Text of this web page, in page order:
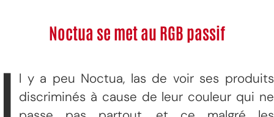
Noctua se met au RGB passif
I l y a peu Noctua, las de voir ses produits
discriminés à cause de leur couleur qui ne